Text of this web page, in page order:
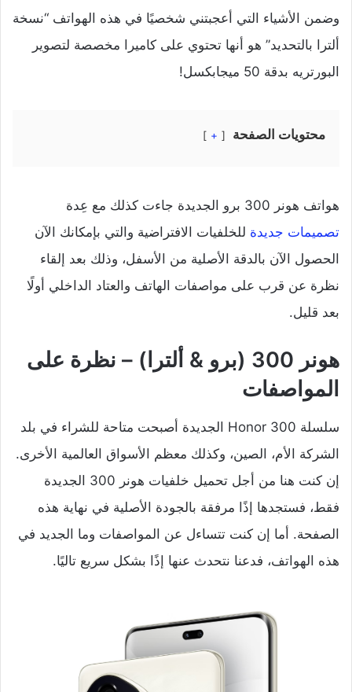
وضمن الأشياء التي أعجبتني شخصيًا في هذه الهواتف “نسخة
ألترا بالتحديد” هو أنها تحتوي على كاميرا مخصصة لتصوير
البورتريه بدقة 50 ميجابكسل!
محتويات الصفحة +
هواتف هونر 300 برو الجديدة جاءت كذلك مع عِدة
تصميمات جديدة للخلفيات الافتراضية والتي بإمكانك الآن
الحصول الآن بالدقة الأصلية من الأسفل، وذلك بعد إلقاء
نظرة عن قرب على مواصفات الهاتف والعتاد الداخلي أولًا
بعد قليل.
هونر 300 (برو & ألترا) – نظرة على
المواصفات
سلسلة Honor 300 الجديدة أصبحت متاحة للشراء في بلد
الشركة الأم، الصين، وكذلك معظم الأسواق العالمية الأخرى.
إن كنت هنا من أجل تحميل خلفيات هونر 300 الجديدة
فقط، فستجدها إذًا مرفقة بالجودة الأصلية في نهاية هذه
الصفحة. أما إن كنت تتساءل عن المواصفات وما الجديد في
هذه الهواتف، فدعنا نتحدث عنها إذًا بشكل سريع تاليًا.